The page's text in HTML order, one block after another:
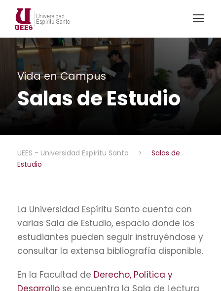
Vida en Campus
Salas de Estudio
UEES - Universidad Espíritu Santo >
Salas de
Estudio
La Universidad Espíritu Santo cuenta con
varias Sala de Estudio, espacio donde los
estudiantes pueden seguir instruyéndose y
consultar la extensa bibliografía disponible.
En la Facultad de Derecho, Política y
Desarrollo se encuentra la Sala de Lectura